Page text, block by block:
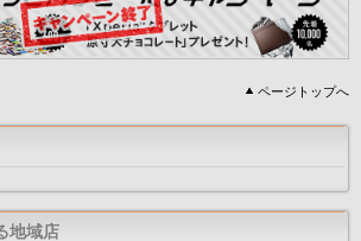
ページトップへ
地域店